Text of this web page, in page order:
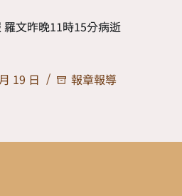
文昨晚11時15分病逝
19 日 報章報導